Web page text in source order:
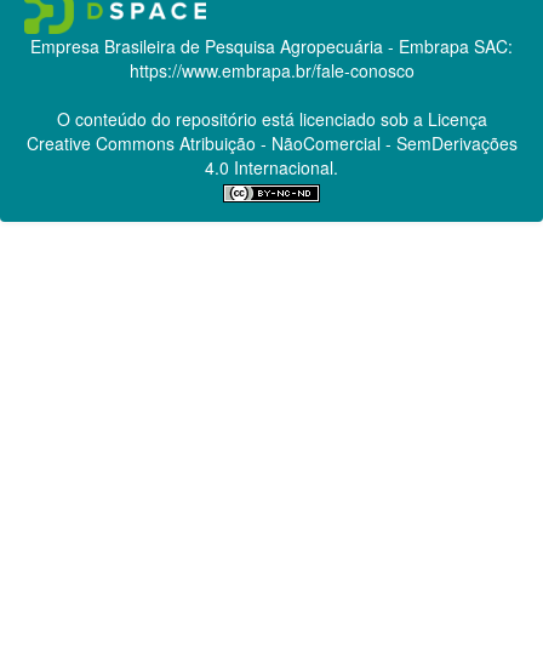
Empresa Brasileira de Pesquisa Agropecuária - Embrapa SAC:
https://www.embrapa.br/fale-conosco
O conteúdo do repositório está licenciado sob a Licença
Creative CommonsAtribuição - NãoComercial - SemDerivações
4.0 Internacional.